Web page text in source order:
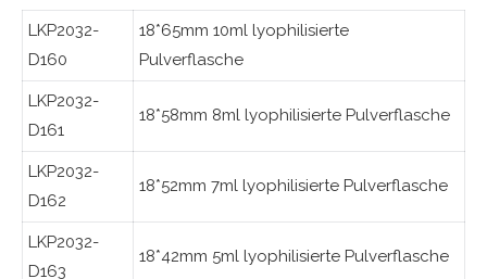
LKP2032-
D160
18*65mm 10ml lyophilisierte
Pulverflasche
LKP2032-
D161
18*58mm 8ml lyophilisierte Pulverflasche
LKP2032-
D162
18*52mm 7ml lyophilisierte Pulverflasche
LKP2032-
D163
18*42mm 5ml lyophilisierte Pulverflasche